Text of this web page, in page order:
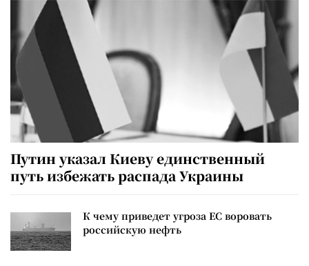
Путин указал Киеву единственный
путь избежать распада Украины
К чему приведет угроза ЕС воровать
российскую нефть